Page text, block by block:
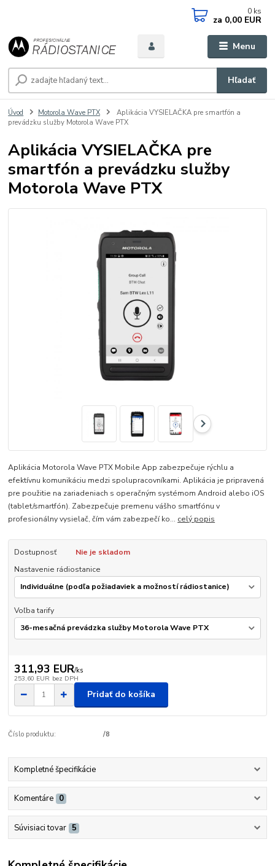
Menu
Hľadať
0 ks
za 0,00 EUR
Úvod Motorola Wave PTX
Aplikácia VYSIELAČKA pre smartfón a
prevádzku služby Motorola Wave PTX
Aplikácia VYSIELAČKA pre
smartfón a prevádzku služby
Motorola Wave PTX
Aplikácia Motorola Wave PTX Mobile App zabezpečuje rýchlu a
efektívnu komunikáciu medzi spolupracovníkami. Aplikácia je pripravená
pre použitie na zariadeniach s operačným systémom Android alebo iOS
(tablet/smartfón). Zabezpečuje premenu vášho smartfónu v
profesionálny vysielač, čím vám zabezpečí ko... celý popis
Dostupnosť
Nie je skladom
Nastavenie rádiostanice
Voľba tarify
311,93 EUR/ks
253,60 EUR bez DPH
Pridať do košíka
Číslo produktu: /8
Kompletné špecifikácie
Komentáre 0
Súvisiaci tovar 5